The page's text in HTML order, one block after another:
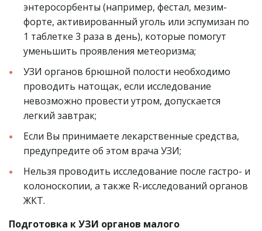
энтеросорбенты (например, фестал, мезим-
форте, активированный уголь или эспумизан по
1 таблетке 3 раза в день), которые помогут
уменьшить проявления метеоризма;
УЗИ органов брюшной полости необходимо
проводить натощак, если исследование
невозможно провести утром, допускается
легкий завтрак;
Если Вы принимаете лекарственные средства,
предупредите об этом врача УЗИ;
Нельзя проводить исследование после гастро- и
колоноскопии, а также R-исследований органов
ЖКТ.
Подготовка к УЗИ органов малого